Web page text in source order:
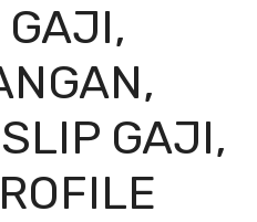
GAJI,
GAJI,